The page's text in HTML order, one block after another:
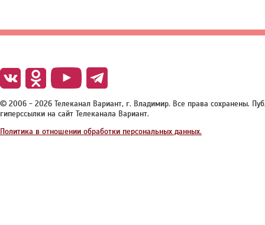
© 2006 - 2026 Телеканал Вариант, г. Владимир. Все права сохранены.
гиперссылки на сайт Телеканала Вариант.
Политика в отношении обработки персональных данных.